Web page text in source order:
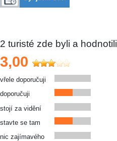
2 turisté zde byli a hodnotili
3,00
vřele doporučuji
doporučuji
stojí za vidění
stavte se tam
nic zajímavého